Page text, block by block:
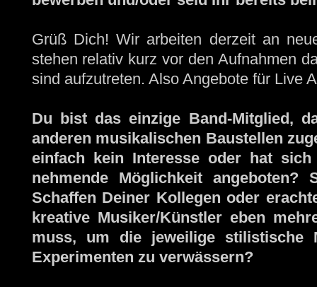
Grüß Dich! Wir arbeiten derzeit an
stehen relativ kurz vor den Aufnahmen
sind aufzutreten. Also Angebote für Live
Du bist das einzige Band-Mitglied,
anderen musikalischen Baustellen
einfach kein Interesse oder hat
nehmende Möglichkeit
Schaffen Deiner Kollegen oder
kreative Musiker/Künstler eben
muss, um die jeweilige stilistische
Experimenten zu verwässern?